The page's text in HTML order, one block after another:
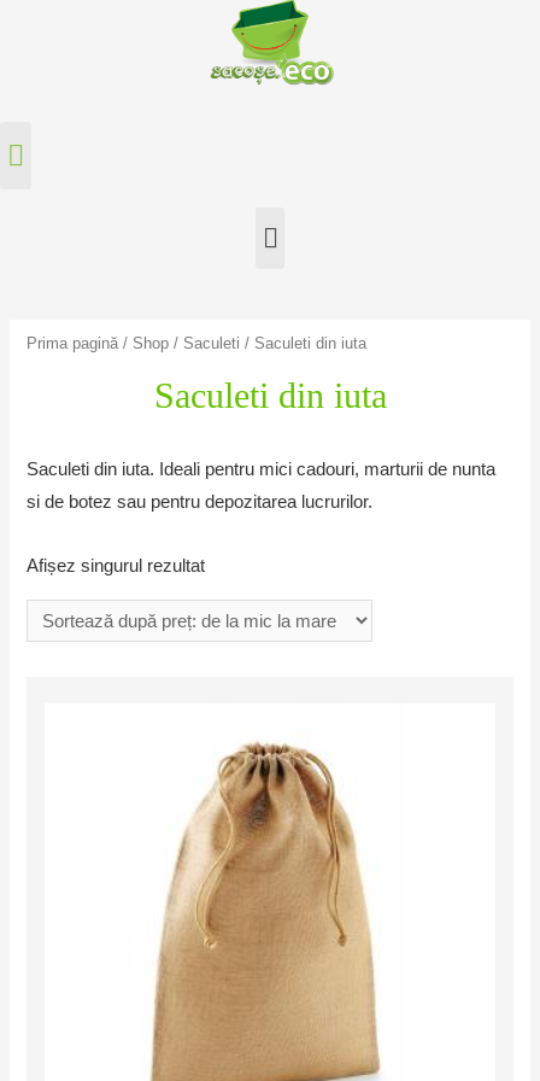
Prima pagină / Shop / Saculeti / Saculeti din iuta
Saculeti din iuta
Saculeti din iuta. Ideali pentru mici cadouri, marturii de nunta
si de botez sau pentru depozitarea lucrurilor.
Afișez singurul rezultat